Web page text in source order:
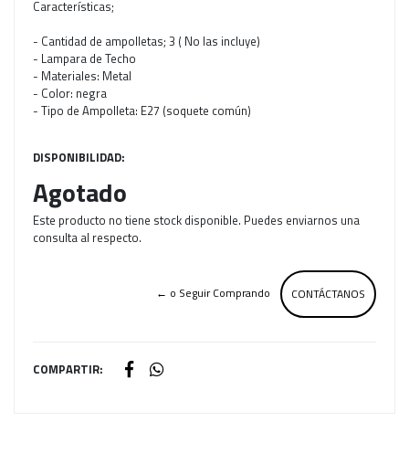
Características;
- Cantidad de ampolletas; 3 ( No las incluye)
- Lampara de Techo
- Materiales: Metal
- Color: negra
- Tipo de Ampolleta: E27 (soquete común)
DISPONIBILIDAD:
Agotado
Este producto no tiene stock disponible. Puedes enviarnos una
consulta al respecto.
CONTÁCTANOS
← o Seguir Comprando
COMPARTIR: